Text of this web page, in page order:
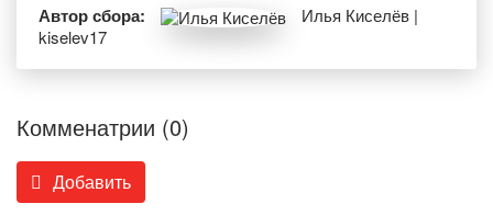
Автор сбора:
Илья Киселёв |
kiselev17
Комменатрии (0)
Добавить